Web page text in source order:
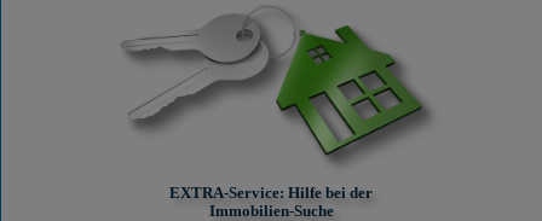
EXTRA-Service: Hilfe bei der
Immobilien-Suche